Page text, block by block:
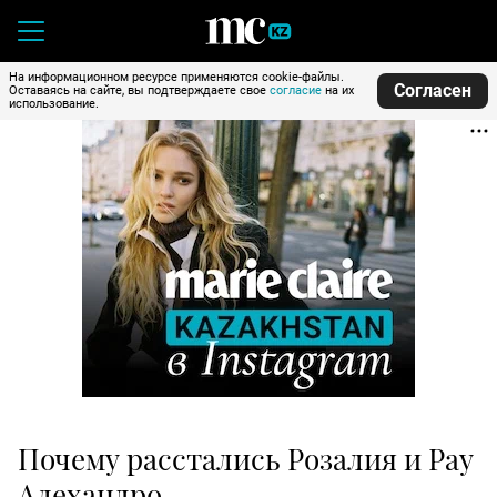
На информационном ресурсе применяются cookie-файлы.
Оставаясь на сайте, вы подтверждаете свое согласие на их
использование.
Согласен
Почему расстались Розалия и Рау